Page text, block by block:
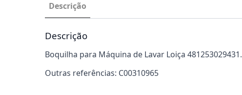
Descrição
Descrição
Boquilha para Máquina de Lavar Loiça 481253029431.
Outras referências: C00310965